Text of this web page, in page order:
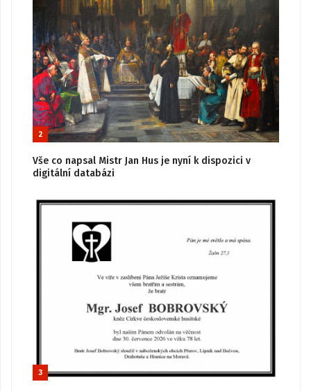
2
Vše co napsal Mistr Jan Hus je nyní k dispozici v
digitální databázi
3